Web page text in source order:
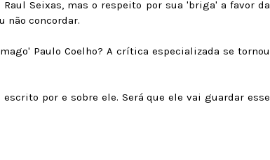
Seixas, mas o respeito por sua 'briga' a favor da
não concordar.
Paulo Coelho? A crítica especializada se tornou
por e sobre ele. Será que ele vai guardar esse